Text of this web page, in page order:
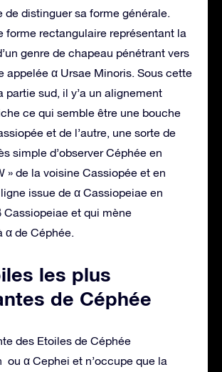
de distinguer sa forme générale.
forme rectangulaire représentant la
genre de chapeau pénétrant vers
appelée α Ursae Minoris. Sous cette
partie sud, il y’a un alignement
ce qui semble être une bouche
et de l’autre, une sorte de
simple d’observer Céphée en
» de la voisine Cassiopée et en
issue de α Cassiopeiae en
Cassiopeiae et qui mène
α de Céphée.
les plus
de Céphée
des Etoiles de Céphée
ou α Cephei et n’occupe que la